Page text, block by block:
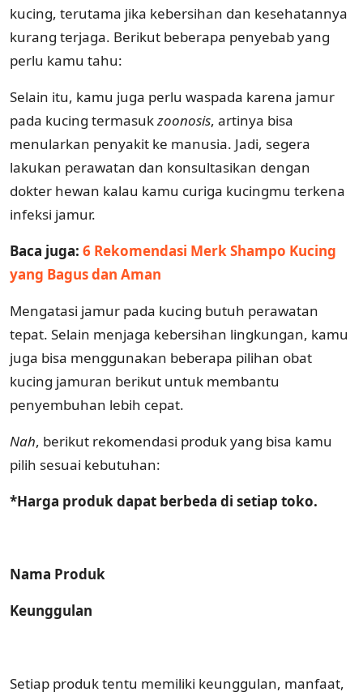
kucing, terutama jika kebersihan dan kesehatannya
kurang terjaga. Berikut beberapa penyebab yang
perlu kamu tahu:
Selain itu, kamu juga perlu waspada karena jamur
pada kucing termasukzoonosis, artinya bisa
menularkan penyakit ke manusia. Jadi, segera
lakukan perawatan dan konsultasikan dengan
dokter hewan kalau kamu curiga kucingmu terkena
infeksi jamur.
Baca juga: 6 Rekomendasi Merk Shampo Kucing
yang Bagus dan Aman
Mengatasi jamur pada kucing butuh perawatan
tepat. Selain menjaga kebersihan lingkungan, kamu
juga bisa menggunakan beberapa pilihan obat
kucing jamuran berikut untuk membantu
penyembuhan lebih cepat.
Nah, berikut rekomendasi produk yang bisa kamu
pilih sesuai kebutuhan:
*Harga produk dapat berbeda di setiap toko.
Nama Produk
Keunggulan
Setiap produk tentu memiliki keunggulan, manfaat,